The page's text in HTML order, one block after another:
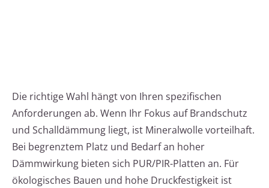
Die richtige Wahl hängt von Ihren spezifischen
Anforderungen ab. Wenn Ihr Fokus auf Brandschutz
und Schalldämmung liegt, ist Mineralwolle vorteilhaft.
Bei begrenztem Platz und Bedarf an hoher
Dämmwirkung bieten sich PUR/PIR-Platten an. Für
ökologisches Bauen und hohe Druckfestigkeit ist